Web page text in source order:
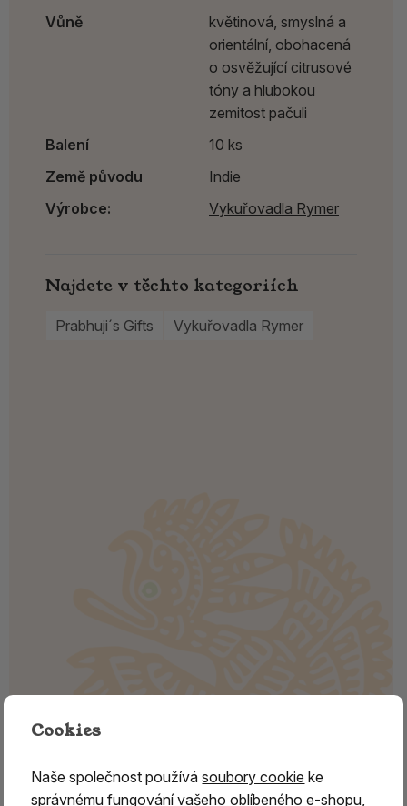
Vonné tyčinky - SHRINGARA -
citronella, pačuli, geránium
Vůně
květinová, smyslná a
orientální, obohacená
o osvěžující citrusové
tóny a hlubokou
zemitost pačuli
Balení
10 ks
Země původu
Indie
Výrobce:
Vykuřovadla Rymer
Najdete v těchto kategoriích
Prabhuji´s Gifts Vykuřovadla Rymer
Cookies
Naše společnost používásoubory cookie ke
správnému fungování vašeho oblíbeného e-shopu,